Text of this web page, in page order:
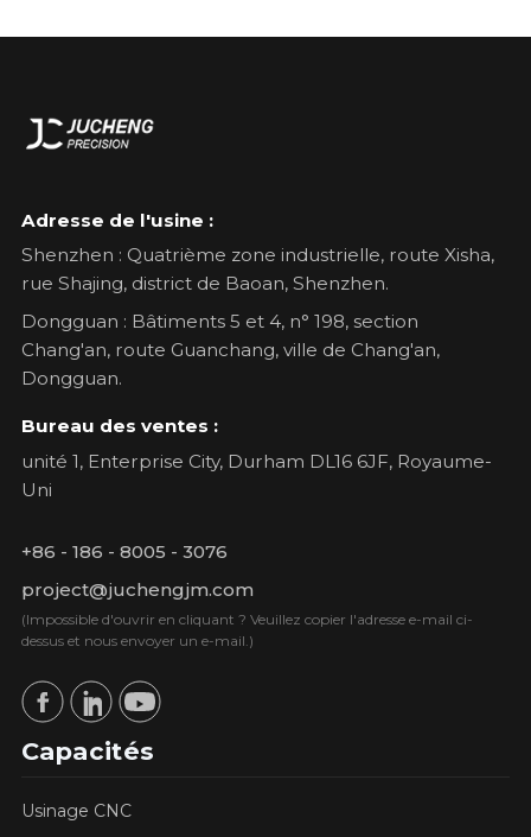
Adresse de l'usine :
Shenzhen : Quatrième zone industrielle, route Xisha,
rue Shajing, district de Baoan, Shenzhen.
Dongguan : Bâtiments 5 et 4, n° 198, section
Chang'an, route Guanchang, ville de Chang'an,
Dongguan.
Bureau des ventes :
unité 1, Enterprise City, Durham DL16 6JF, Royaume-
Uni
+86 - 186 - 8005 - 3076
project@juchengjm.com
(Impossible d'ouvrir en cliquant ? Veuillez copier l'adresse e-mail ci-
dessus et nous envoyer un e-mail.)
Capacités
Usinage CNC